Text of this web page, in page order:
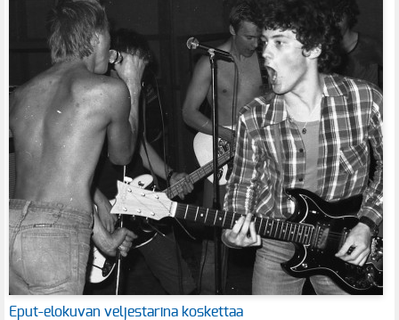
Eput-elokuvan veljestarina koskettaa